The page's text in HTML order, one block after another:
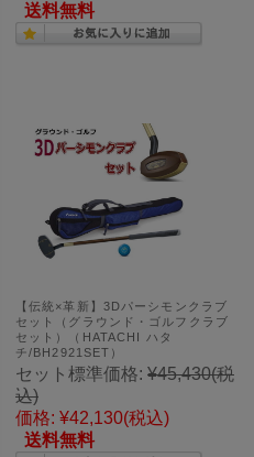
送料無料
【伝統×革新】3Dパーシモンクラブ
セット（グラウンド・ゴルフクラブ
セット）（HATACHI ハタ
チ/BH2921SET）
セット標準価格: ¥45,430(税
込)
価格: ¥42,130(税込)
送料無料